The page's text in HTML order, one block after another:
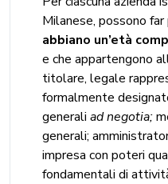
Milanese, possono
abbiano un’età
e che appartengono
titolare, legale
formalmente
generali ad negotia;
generali;
impresa con poteri
fondamentali di